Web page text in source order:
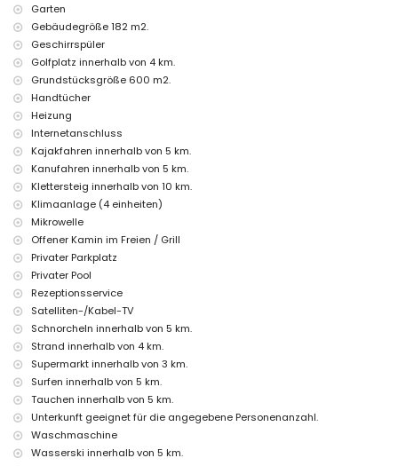
Einrichtungen und Dienstleistungen, die im Mietpreis der Villa
inbegriffen sind
Internet (WiFi)
Bügeleisen und Bügelbrett
Bettwäsche und Handtücher
Empfangsdienst und 24-Stunden-Notdienst
Luftheizung und Klimaanlage
Einrichtungen und Dienstleistungen gegen Aufpreis
Kinderbett (auf Anfrage)
Unterhaltung und Freizeitaktivitäten für Ihren Urlaub in Benissa,
Costa Blanca
Bar (innerhalb von 5 Kilometern vom Haus)
Sehenswürdigkeiten und Kultur in Benissa, Costa Blanca
Museum (Moraira), Kirche (Iglesia Nuestra Señora de los
Desamparados), Schloss (Castell de Moraira-Teulada), Ruine (Torre
de Vigía del Cap d'Or), Denkmal (Skulptur "Mann, der aufs Meer
schaut" von Toni Mari), architektonisches Gebäude (Castell de
Moraira) und historischer Ort (Historisches Zentrum) (innerhalb von 10
Kilometern von der Unterkunft)
Sport
Golf, Radfahren, Kanufahren, Kajakfahren, Angeln, Tauchen,
Schnorcheln, Surfen, Windsurfen und Wasserski (innerhalb von 5
Kilometern von der Villa)
Tennis, Reiten und Klettern (innerhalb von 10 Kilometern von der Villa)
Garten
Gebäudegröße 182 m2.
Geschirrspüler
Golfplatz innerhalb von 4 km.
Grundstücksgröße 600 m2.
Handtücher
Heizung
Internetanschluss
Kajakfahren innerhalb von 5 km.
Kanufahren innerhalb von 5 km.
Klettersteig innerhalb von 10 km.
Klimaanlage (4 einheiten)
Mikrowelle
Offener Kamin im Freien / Grill
Privater Parkplatz
Privater Pool
Rezeptionsservice
Satelliten-/Kabel-TV
Schnorcheln innerhalb von 5 km.
Strand innerhalb von 4 km.
Supermarkt innerhalb von 3 km.
Surfen innerhalb von 5 km.
Tauchen innerhalb von 5 km.
Unterkunft geeignet für die angegebene Personenanzahl.
Waschmaschine
Wasserski innerhalb von 5 km.